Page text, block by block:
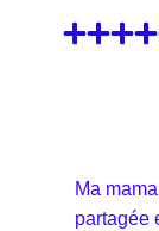
Ma
partagée